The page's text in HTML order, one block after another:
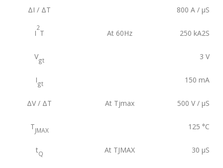
ΔI / ΔT 800 A / µS
I
2
T At 60Hz 250 kA2S
Vgt 3 V
Igt 150 mA
ΔV / ΔT At Tjmax 500 V / µS
TJMAX 125 °C
tQ At TJMAX 30 µS